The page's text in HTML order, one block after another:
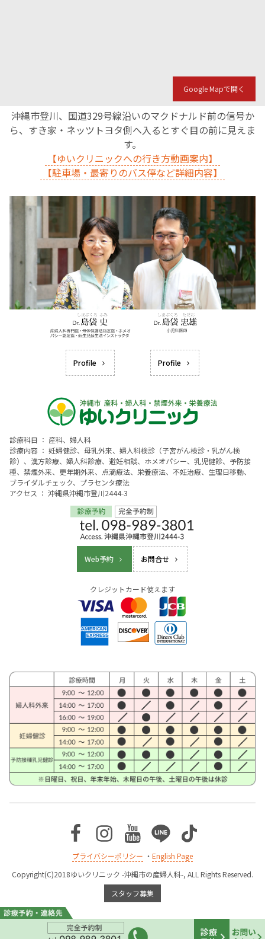
Google Mapで開く
沖縄市登川、国道329号線沿いのマクドナルド前の信号か
ら、すき家・ネッツトヨタ側へ入るとすぐ目の前に見えま
す。
【ゆいクリニックへの行き方動画案内】
【駐車場・最寄りのバス停など詳細内容】
Profile Profile
診療科目 ： 産科、婦人科
診療内容 ： 妊婦健診、母乳外来、婦人科検診（子宮がん検診・乳がん検
診）、漢方診療、婦人科診療、避妊相談、ホメオパシー、乳児健診、予防接
種、禁煙外来、更年期外来、点滴療法、栄養療法、不妊治療、生理日移動、
ブライダルチェック、プラセンタ療法
アクセス ： 沖縄県沖縄市登川2444-3
Web予約 お問合せ
クレジットカード使えます
Facebook
Instagram
Youtube
LineTikTok
プライバシーポリシー ・ English Page
Copyright(C)2018ゆいクリニック -沖縄市の産婦人科-, ALL Rights Reserved.
スタッフ募集